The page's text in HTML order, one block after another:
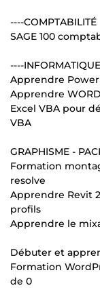
----COMPTABILITÉ
SAGE 100
----
Apprendre
Apprendre
Excel VBA pour
VBA
GRAPHISME -
Formation
resolve
Apprendre Revit
profils
Apprendre le
Débuter et
Formation
de 0